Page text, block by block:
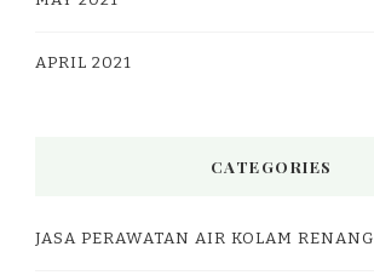
APRIL 2021
CATEGORIES
JASA PERAWATAN AIR KOLAM RENANG